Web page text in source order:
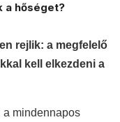
a hőséget?
rejlik: a megfelelő
kell elkezdeni a
a mindennapos